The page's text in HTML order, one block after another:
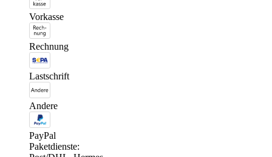
Vorkasse
Rechnung
Lastschrift
Andere
PayPal
Paketdienste: